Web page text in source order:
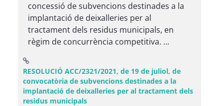
concessió de subvencions destinades a la
implantació de deixalleries per al
tractament dels residus municipals, en
règim de concurrència competitiva. ...
RESOLUCIÓ ACC/2321/2021, de 19 de juliol, de
convocatòria de subvencions destinades a la
implantació de deixalleries per al tractament dels
residus municipals(Obre una finestra nova)